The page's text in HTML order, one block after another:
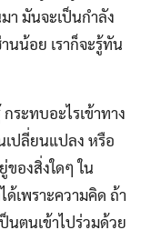
า มันจะเป็นกำลัง
นน้อย เราก็จะรู้ทัน
ระทบอะไรเข้าทาง
เปลี่ยนแปลง หรือ
ของสิ่งใดๆ ใน
เพราะความคิด ถ้า
นตนเข้าไปร่วมด้วย